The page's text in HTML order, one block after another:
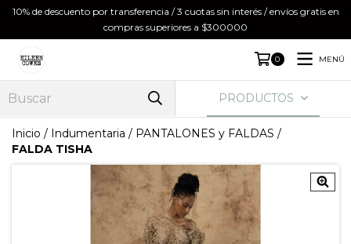
10% de descuento por transferencia / 3 cuotas sin interés / envíos gratis en
compras superiores a $300000
0 MENÚ
PRODUCTOS
Inicio / Indumentaria / PANTALONES y FALDAS /
FALDA TISHA